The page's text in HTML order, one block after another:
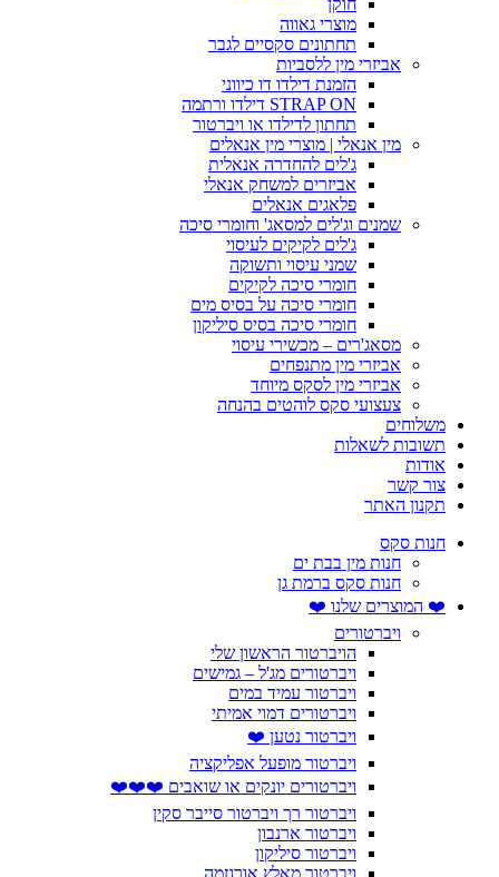
מוצרי גאווה
תחתונים סקסיים לגבר
אביזרי מין ללסביות
הזמנת דילדו דו כיווני
STRAP ON דילדו ורתמה
תחתון לדילדו או ויברטור
מין אנאלי | מוצרי מין אנאלים
ג'לים להחדרה אנאלית
אביזרים למשחק אנאלי
פלאגים אנאלים
שמנים וג'לים למסאג' וחומרי סיכה
ג'לים לקיקים לעיסוי
שמני עיסוי ותשוקה
חומרי סיכה לקיקים
חומרי סיכה על בסיס מים
חומרי סיכה בסיס סיליקון
מסאג'רים – מכשירי עיסוי
אביזרי מין מתנפחים
אביזרי מין לסקס מיוחד
צעצועי סקס לוהטים בהנחה
משלוחים
תשובות לשאלות
אודות
צור קשר
תקנון האתר
חנות סקס
חנות מין בבת ים
חנות סקס ברמת גן
❤️ המוצרים שלנו ❤️
ויברטורים
הויברטור הראשון שלי
ויברטורים מג'ל – גמישים
ויברטור עמיד במים
ויברטורים דמוי אמיתי
ויברטור נטען ❤️
ויברטור מופעל אפליקציה
ויברטורים יונקים או שואבים ❤️❤️❤️
ויברטור רך ויברטור סייבר סקין
ויברטור ארנבון
ויברטור סיליקון
ויברטור מאלץ אורגזמה